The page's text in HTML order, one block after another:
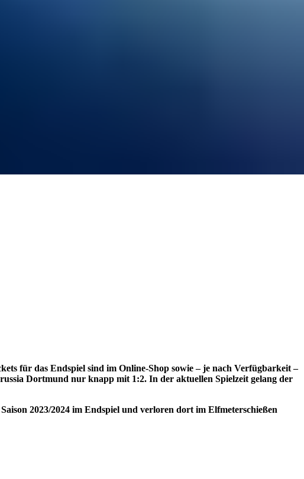
für das Endspiel sind im Online-Shop sowie – je nach Verfügbarkeit –
Dortmund nur knapp mit 1:2. In der aktuellen Spielzeit gelang der
2023/2024 im Endspiel und verloren dort im Elfmeterschießen